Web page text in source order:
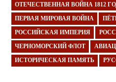
ОТЕЧЕСТВЕННАЯ ВОЙНА 1812
ПЕРВАЯ МИРОВАЯ ВОЙНА
РОССИЙСКАЯ ИМПЕРИЯ
ЧЕРНОМОРСКИЙ ФЛОТ
ИСТОРИЧЕСКАЯ ПАМЯТЬ